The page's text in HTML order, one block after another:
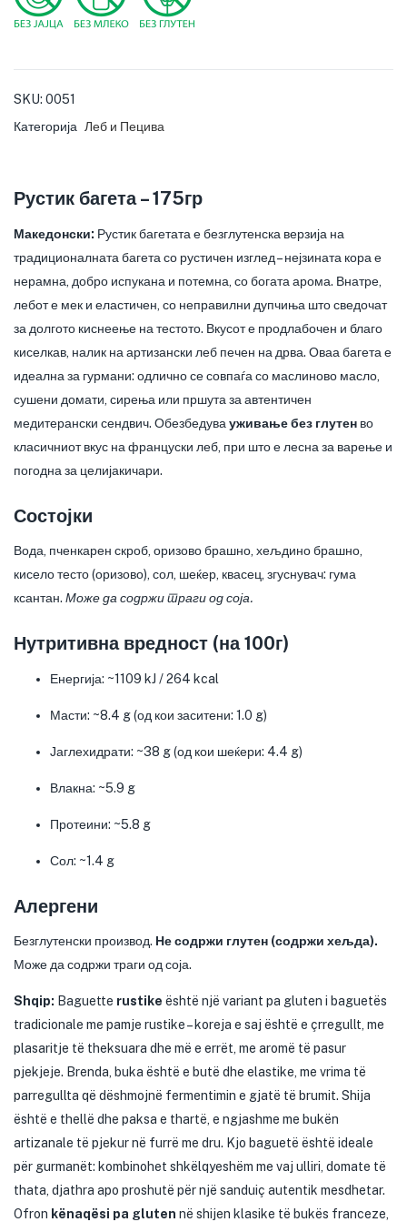
SKU: 0051
Категорија
Леб и Пецива
Рустик багета – 175гр
Македонски: Рустик багетата е безглутенска верзија на
традиционалната багета со рустичен изглед – нејзината кора е
нерамна, добро испукана и потемна, со богата арома. Внатре,
лебот е мек и еластичен, со неправилни дупчиња што сведочат
за долгото киснеење на тестото. Вкусот е продлабочен и благо
киселкав, налик на артизански леб печен на дрва. Оваа багета е
идеална за гурмани: одлично се совпаѓа со маслиново масло,
сушени домати, сирења или пршута за автентичен
медитерански сендвич. Обезбедува уживање без глутен во
класичниот вкус на француски леб, при што е лесна за варење и
погодна за целијакичари.
Состојки
Вода, пченкарен скроб, оризово брашно, хељдино брашно,
кисело тесто (оризово), сол, шеќер, квасец, згуснувач: гума
ксантан. Може да содржи траги од соја.
Нутритивна вредност (на 100г)
Енергија: ~1109 kJ / 264 kcal
Масти: ~8.4 g (од кои заситени: 1.0 g)
Јаглехидрати: ~38 g (од кои шеќери: 4.4 g)
Влакна: ~5.9 g
Протеини: ~5.8 g
Сол: ~1.4 g
Алергени
Безглутенски производ. Не содржи глутен (содржи хељда).
Може да содржи траги од соја.
Shqip: Baguette rustike është një variant pa gluten i baguetës
tradicionale me pamje rustike – koreja e saj është e çrregullt, me
plasaritje të theksuara dhe më e errët, me aromë të pasur
pjekjeje. Brenda, buka është e butë dhe elastike, me vrima të
parregullta që dëshmojnë fermentimin e gjatë të brumit. Shija
është e thellë dhe paksa e thartë, e ngjashme me bukën
artizanale të pjekur në furrë me dru. Kjo baguetë është ideale
për gurmanët: kombinohet shkëlqyeshëm me vaj ulliri, domate të
thata, djathra apo proshutë për një sanduiç autentik mesdhetar.
Ofron kënaqësi pa gluten në shijen klasike të bukës franceze,